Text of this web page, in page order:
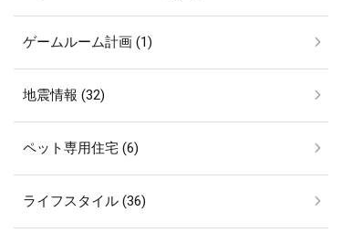
ゲームルーム計画 (1)
地震情報 (32)
ペット専用住宅 (6)
ライフスタイル (36)